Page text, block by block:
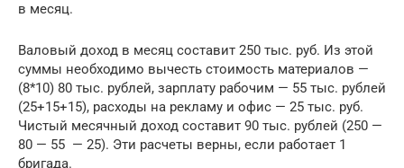
в месяц.
Валовый доход в месяц составит 250 тыс. руб. Из этой
суммы необходимо вычесть стоимость материалов —
(8*10) 80 тыс. рублей, зарплату рабочим — 55 тыс. рублей
(25+15+15), расходы на рекламу и офис — 25 тыс. руб.
Чистый месячный доход составит 90 тыс. рублей (250 —
80 — 55 — 25). Эти расчеты верны, если работает 1
бригада.